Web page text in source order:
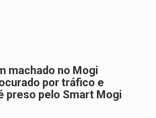
machado no Mogi
por tráfico e
preso pelo Smart Mogi